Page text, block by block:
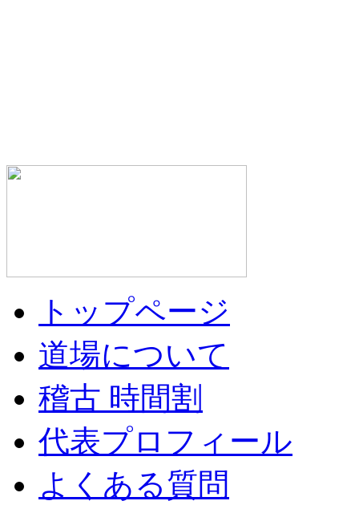
トップページ
道場について
稽古 時間割
代表プロフィール
よくある質問